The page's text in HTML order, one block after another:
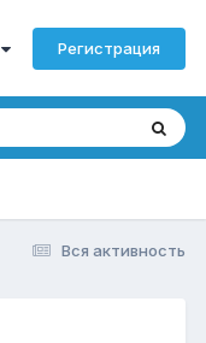
Регистрация
Вся активность